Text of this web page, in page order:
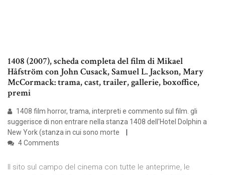
1408 (2007), scheda completa del film di Mikael
Håfström con John Cusack, Samuel L. Jackson, Mary
McCormack: trama, cast, trailer, gallerie, boxoffice,
premi
1408 film horror, trama, interpreti e commento sul film. gli
suggerisce di non entrare nella stanza 1408 dell'Hotel Dolphin a
New York (stanza in cui sono morte
4 Comments
Il sito sul campo del cinema con tutte le anteprime, le